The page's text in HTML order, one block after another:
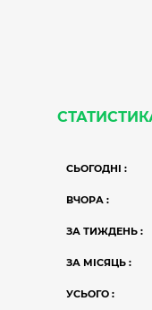
СЬОГОДНІ :
ВЧОРА :
ЗА ТИЖДЕНЬ :
ЗА МІСЯЦЬ :
УСЬОГО :